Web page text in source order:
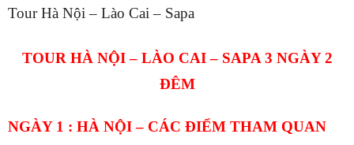
lẻ
lượng
Tour Hà Nội – Lào Cai – Sapa
TOUR HÀ NỘI – LÀO CAI – SAPA 3 NGÀY 2
ĐÊM
NGÀY 1 : HÀ NỘI – CÁC ĐIỂM THAM QUAN